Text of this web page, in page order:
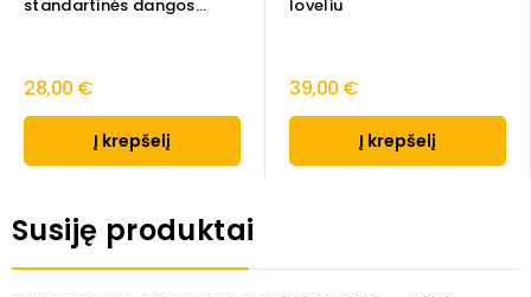
standartinės dangos...
28,00 €
Į krepšelį
loveliu
39,00 €
Į krepšelį
Susiję produktai